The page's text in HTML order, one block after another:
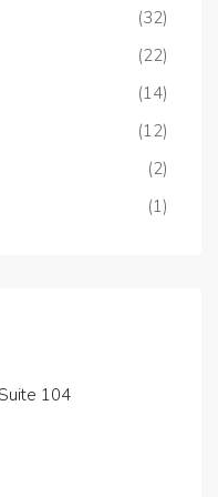
(32)
(22)
(14)
(12)
(2)
(1)
104